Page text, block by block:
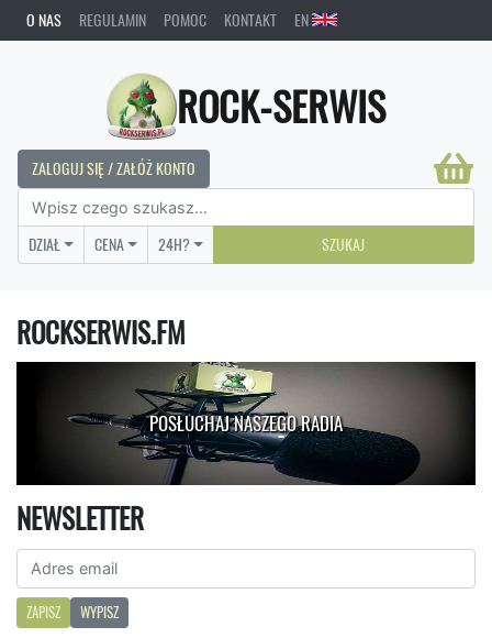
O NAS REGULAMIN POMOC KONTAKT EN
ROCK-SERWIS
ZALOGUJ SIĘ / ZAŁÓŻ KONTO
DZIAŁ CENA 24H? SZUKAJ
ROCKSERWIS.FM
POSŁUCHAJ NASZEGO RADIA
NEWSLETTER
ZAPISZ WYPISZ